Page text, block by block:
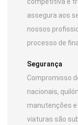
competitiva e
assegura aos
nossos
processo de
Segurança
Compromisso
nacionais,
manutenções
viaturas são